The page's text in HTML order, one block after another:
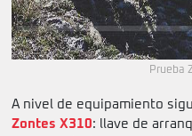
Prueba
A nivel de equipamiento
Zontes X310: llave de